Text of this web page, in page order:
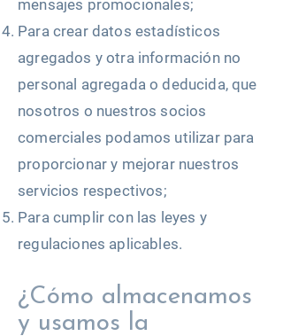
mensajes promocionales;
Para crear datos estadísticos
agregados y otra información no
personal agregada o deducida, que
nosotros o nuestros socios
comerciales podamos utilizar para
proporcionar y mejorar nuestros
servicios respectivos;
Para cumplir con las leyes y
regulaciones aplicables.
¿Cómo almacenamos
y usamos la